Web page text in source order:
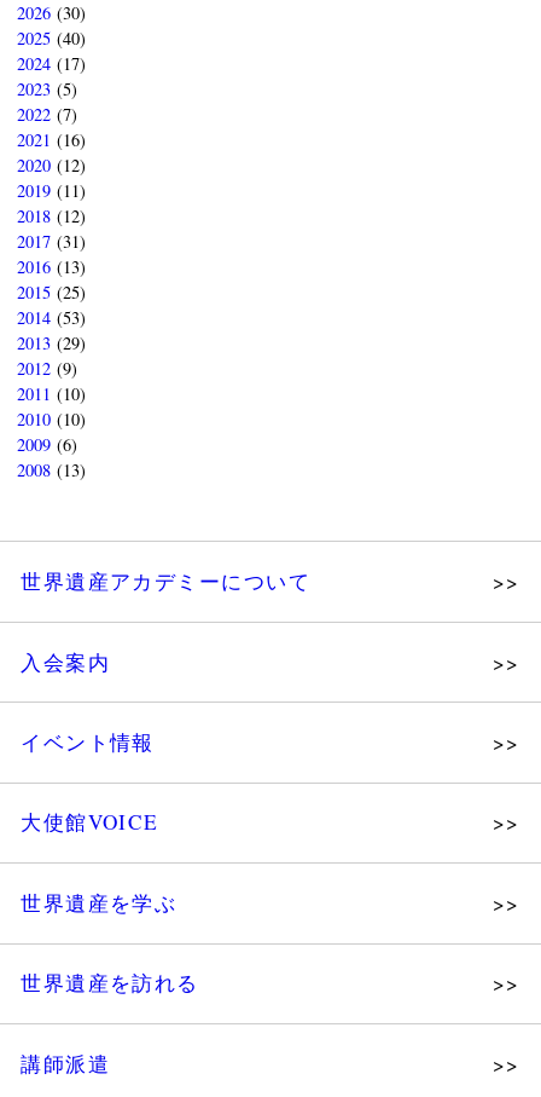
2026(30)
2025(40)
2024(17)
2023(5)
2022(7)
2021 (16)
2020(12)
2019(11)
2018(12)
2017(31)
2016(13)
2015(25)
2014(53)
2013(29)
2012(9)
2011 (10)
2010(10)
2009(6)
2008(13)
世界遺産アカデミーについて
組織図・役員
法人会員・協賛団体／公認団体
入会案内
イベント情報
展示会
ツアー情報
大使館VOICE
世界遺産を学ぶ
世界遺産を訪れる
講師派遣